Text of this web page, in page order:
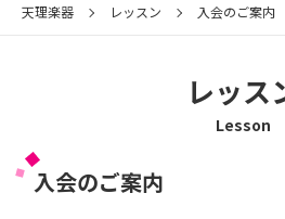
天理楽器 レッスン 入会のご案内
レッス
Lesson
入会のご案内